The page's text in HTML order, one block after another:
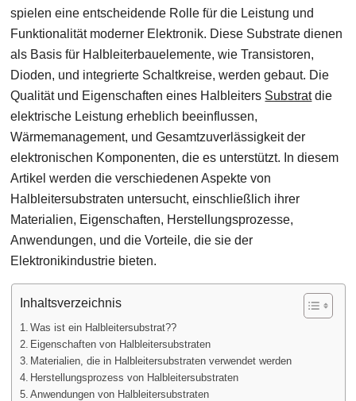
spielen eine entscheidende Rolle für die Leistung und
Funktionalität moderner Elektronik. Diese Substrate dienen
als Basis für Halbleiterbauelemente, wie Transistoren,
Dioden, und integrierte Schaltkreise, werden gebaut. Die
Qualität und Eigenschaften eines Halbleiters Substratdie
elektrische Leistung erheblich beeinflussen,
Wärmemanagement, und Gesamtzuverlässigkeit der
elektronischen Komponenten, die es unterstützt. In diesem
Artikel werden die verschiedenen Aspekte von
Halbleitersubstraten untersucht, einschließlich ihrer
Materialien, Eigenschaften, Herstellungsprozesse,
Anwendungen, und die Vorteile, die sie der
Elektronikindustrie bieten.
Inhaltsverzeichnis
Was ist ein Halbleitersubstrat??
Eigenschaften von Halbleitersubstraten
Materialien, die in Halbleitersubstraten verwendet werden
Herstellungsprozess von Halbleitersubstraten
Anwendungen von Halbleitersubstraten